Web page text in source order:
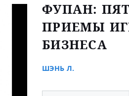
ФУПАН:
ПРИЕМЫ
БИЗНЕСА
ШЭНЬ Л.